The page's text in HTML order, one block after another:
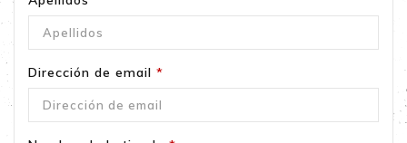
Dirección de email *